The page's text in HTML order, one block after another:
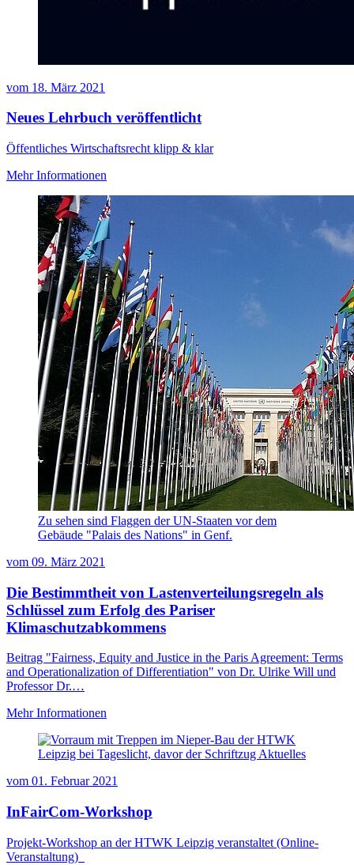
vom 18. März 2021
Neues Lehrbuch veröffentlicht
Öffentliches Wirtschaftsrecht klipp & klar
Mehr Informationen
Zu sehen sind Flaggen der UN-Staaten vor dem
Gebäude "Palais des Nations" in Genf.
vom 09. März 2021
Die Bestimmtheit von Lastenverteilungsregeln als
Schlüssel zum Erfolg des Pariser
Klimaschutzabkommens
Beitrag "Fairness, Equity and Justice in the Paris Agreement: Terms
and Operationalization of Differentiation" von Dr. Ulrike Will und
Professor Dr.…
Mehr Informationen
vom 01. Februar 2021
InFairCom-Workshop
Projekt-Workshop an der HTWK Leipzig veranstaltet (Online-
Veranstaltung)